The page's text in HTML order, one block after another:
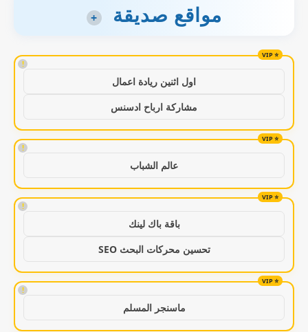
مواقع صديقة +
!
اول اثنين ريادة اعمال
مشاركة ارباح ادسنس
!
عالم الشباب
!
باقة باك لينك
تحسين محركات البحث SEO
!
ماسنجر المسلم